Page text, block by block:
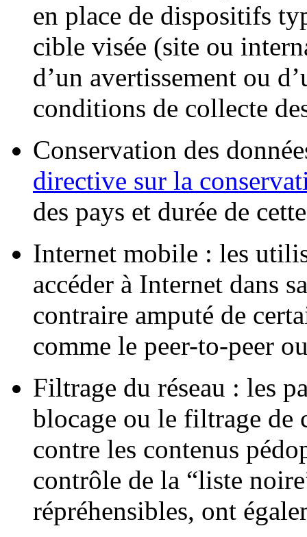
en place de dispositifs
cible visée (site ou
d’un avertissement ou
conditions de collecte
Conservation des
directive sur la
des pays et durée de
Internet mobile : les
accéder à Internet dans
contraire amputé de
comme le peer-to-peer
Filtrage du réseau : les
blocage ou le filtrage de
contre les contenus
contrôle de la “liste
répréhensibles, ont